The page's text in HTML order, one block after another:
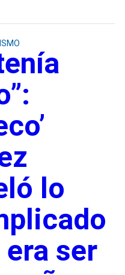
lo
era ser